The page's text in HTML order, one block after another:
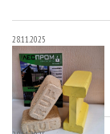
28.11.2025